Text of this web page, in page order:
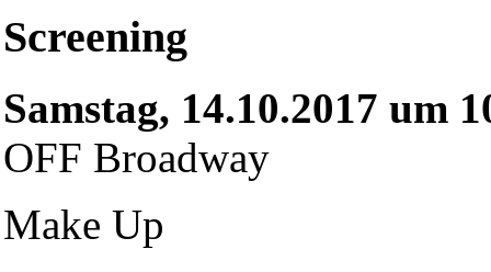
Screening
Samstag, 14.10.2017 um
OFF Broadway
Make Up